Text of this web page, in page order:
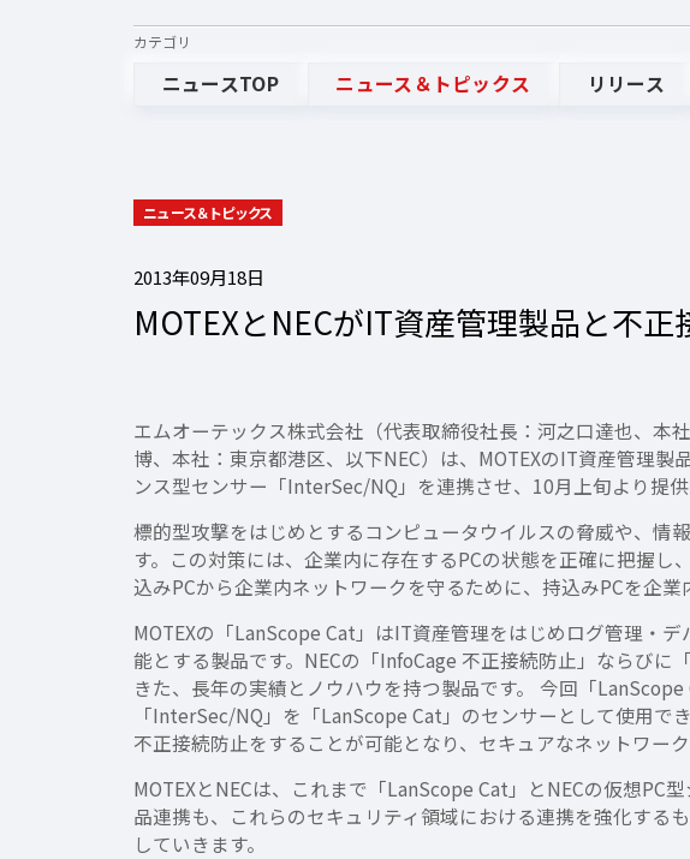
カテゴリ
ニュースTOP ニュース＆トピックス リリース
ニュース＆トピックス
2013年09月18日
MOTEXとNECがIT資産管理製品と不
エムオーテックス株式会社（代表取締役社長：河之口達也、本
博、本社：東京都港区、以下NEC）は、MOTEXのIT資産管理
ンス型センサー「InterSec/NQ」を連携させ、10月上旬より提供
標的型攻撃をはじめとするコンピュータウイルスの脅威や、情
す。この対策には、企業内に存在するPCの状態を正確に把握
込みPCから企業内ネットワークを守るために、持込みPCを企
MOTEXの「LanScope Cat」はIT資産管理をはじめログ管理・
能とする製品です。NECの「InfoCage 不正接続防止」ならび
きた、長年の実績とノウハウを持つ製品です。 今回「
「InterSec/NQ」を「LanScope Cat」のセンサーとして使用
不正接続防止をすることが可能となり、セキュアなネットワー
MOTEXとNECは、これまで「LanScope Cat」とNECの仮想
品連携も、これらのセキュリティ領域における連携を強化する
していきます。